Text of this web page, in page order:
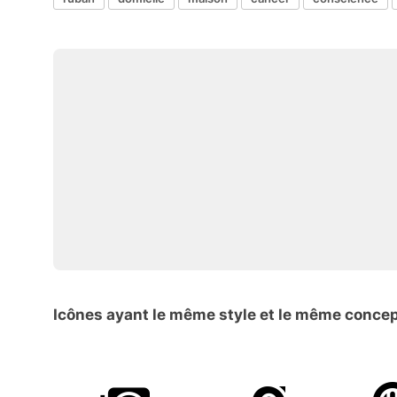
Icônes ayant le même style et le même